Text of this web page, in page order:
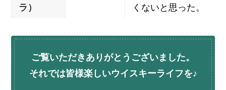
ラ）
くないと思った。
ご覧いただきありがとうございました。
それでは皆様楽しいウイスキーライフを♪